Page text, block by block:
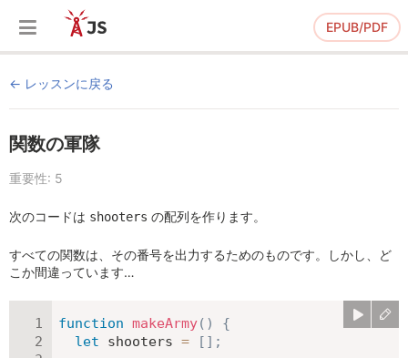
EPUB/PDF
レッスンに戻る
関数の軍隊
重要性: 5
次のコードは shooters の配列を作ります。
すべての関数は、その番号を出力するためのものです。しかし、ど
こか間違っています…
function makeArmy( )
{
let shooters = [ ] ;